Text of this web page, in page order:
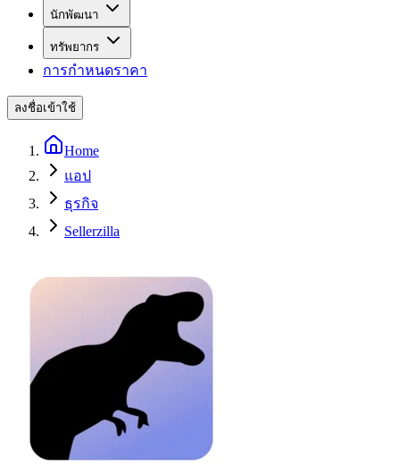
นักพัฒนา
ทรัพยากร
การกำหนดราคา
ลงชื่อเข้าใช้
Home
แอป
ธุรกิจ
Sellerzilla